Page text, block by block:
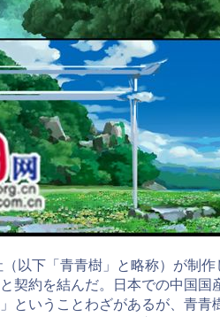
以下「青青樹」と略称）が制
契約を結んだ。日本での中国
ということわざがあるが、青